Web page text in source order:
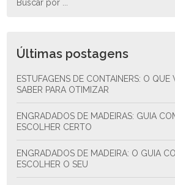
Últimas postagens
ESTUFAGENS DE CONTAINERS: O QUE VOCÊ PRECISA
SABER PARA OTIMIZAR
ENGRADADOS DE MADEIRAS: GUIA COMPLETO PARA
ESCOLHER CERTO
ENGRADADOS DE MADEIRA: O GUIA COMPLETO PARA
ESCOLHER O SEU